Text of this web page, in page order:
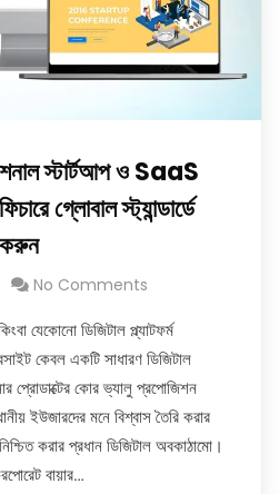
স্টার্টআপ ও SaaS
গ্লোবাল স্ট্যান্ডার্ডে
করুন
No Comments
যেকোনো ডিজিটাল প্ল্যাটফর্ম
কেবল একটি সাধারণ ডিজিটাল
প্রোডাক্টের কোর ভ্যালু প্রপোজিশন
ইউজারদের মনে বিশ্বাস তৈরি করার
করার প্রধান ডিজিটাল অবকাঠামো।
বায়ার…